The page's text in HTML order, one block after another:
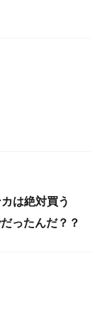
は絶対買う
ったんだ？？